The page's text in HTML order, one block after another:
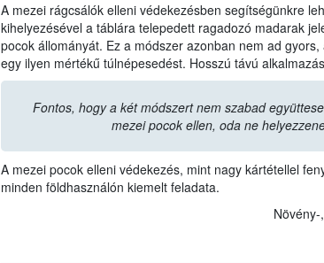
A mezei rágcsálók elleni védekezésben segítségünkre
kihelyezésével a táblára telepedett ragadozó madarak
pocok állományát. Ez a módszer azonban nem ad
egy ilyen mértékű túlnépesedést. Hosszú távú
Fontos, hogy a két módszert nem szabad
mezei pocok ellen, oda ne
A mezei pocok elleni védekezés, mint nagy kártétellel
minden földhasználón kiemelt feladata.